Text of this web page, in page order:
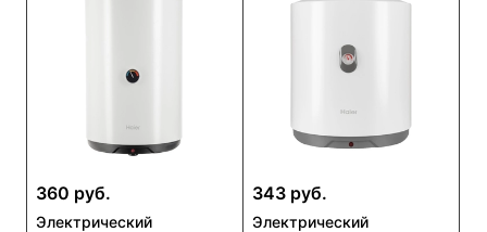
360 руб.
Электрический
343 руб.
Электрический